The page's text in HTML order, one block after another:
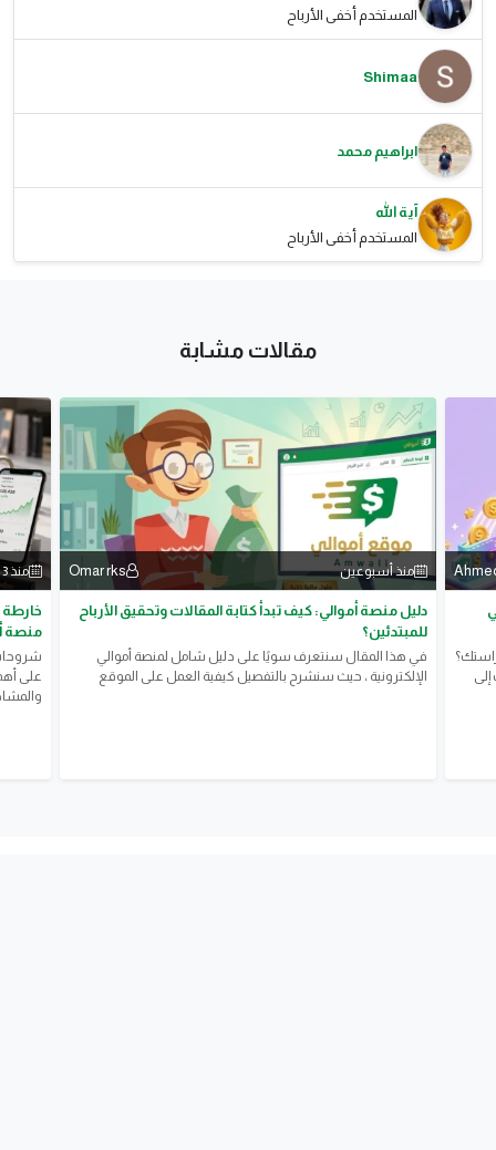
المستخدم أخفى الأرباح
Shimaa
ابراهيم محمد
آية الله
المستخدم أخفى الأرباح
مقالات مشابة
منذ أسبوعين Omar rks
دليل منصة أموالي: كيف تبدأ كتابة المقالات وتحقيق الأرباح
للمبتدئين؟
في هذا المقال سنتعرف سويًا على دليل شامل لمنصة أموالي
الإلكترونية ، حيث سنشرح بالتفصيل كيفية العمل على الموقع
منذ 3 أسابيع
خارطة
منصة
على